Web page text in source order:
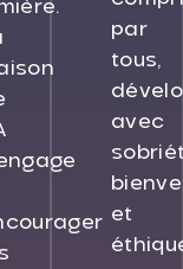
par
tous,
avec
et